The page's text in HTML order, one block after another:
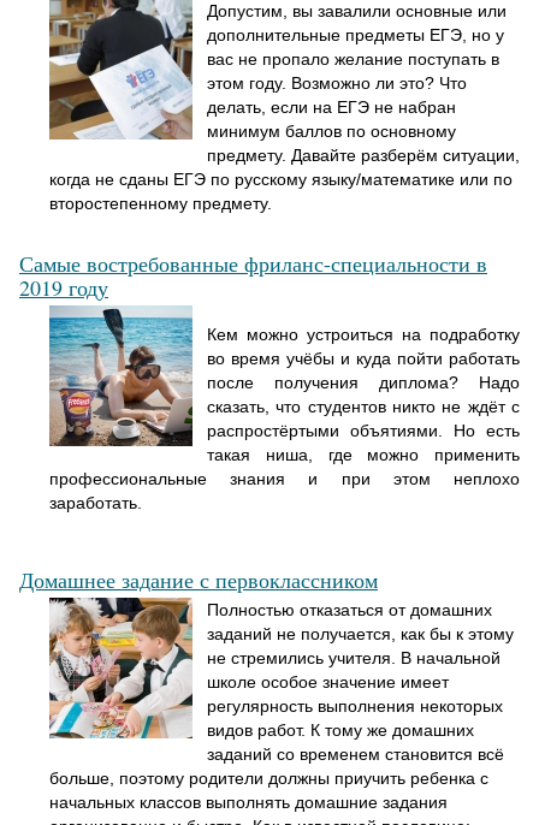
Допустим, вы завалили основные или
дополнительные предметы ЕГЭ, но у
вас не пропало желание поступать в
этом году. Возможно ли это? Что
делать, если на ЕГЭ не набран
минимум баллов по основному
предмету. Давайте разберём ситуации,
когда не сданы ЕГЭ по русскому языку/математике или по
второстепенному предмету.
Самые востребованные фриланс-специальности в
2019 году
Кем можно устроиться на подработку
во время учёбы и куда пойти работать
после получения диплома? Надо
сказать, что студентов никто не ждёт с
распростёртыми объятиями. Но есть
такая ниша, где можно применить
профессиональные знания и при этом неплохо
заработать.
Домашнее задание с первоклассником
Полностью отказаться от домашних
заданий не получается, как бы к этому
не стремились учителя. В начальной
школе особое значение имеет
регулярность выполнения некоторых
видов работ. К тому же домашних
заданий со временем становится всё
больше, поэтому родители должны приучить ребенка с
начальных классов выполнять домашние задания